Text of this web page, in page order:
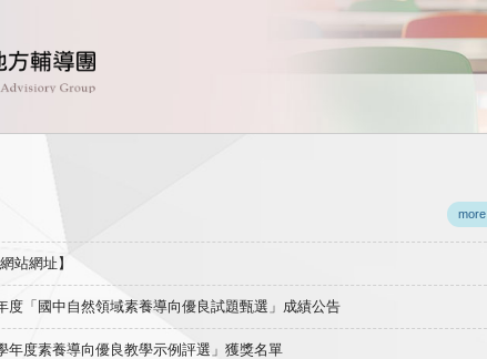
more
站網址】
度「國中自然領域素養導向優良試題甄選」成績公告
年度素養導向優良教學示例評選」獲獎名單